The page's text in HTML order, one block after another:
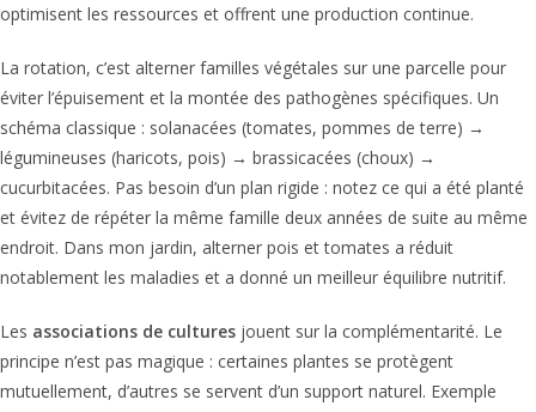
optimisent les ressources et offrent une production continue.
La rotation, c’est alterner familles végétales sur une parcelle pour
éviter l’épuisement et la montée des pathogènes spécifiques. Un
schéma classique : solanacées (tomates, pommes de terre) →
légumineuses (haricots, pois) → brassicacées (choux) →
cucurbitacées. Pas besoin d’un plan rigide : notez ce qui a été planté
et évitez de répéter la même famille deux années de suite au même
endroit. Dans mon jardin, alterner pois et tomates a réduit
notablement les maladies et a donné un meilleur équilibre nutritif.
Les associations de cultures jouent sur la complémentarité. Le
principe n’est pas magique : certaines plantes se protègent
mutuellement, d’autres se servent d’un support naturel. Exemple